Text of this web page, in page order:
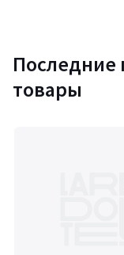
Последние
товары